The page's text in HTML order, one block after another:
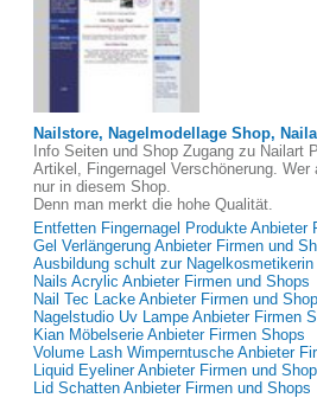
Nailstore, Nagelmodellage Shop,
Info Seiten und Shop Zugang zu Nailart
Artikel, Fingernagel Verschönerung.
nur in diesem Shop.
Denn man merkt die hohe Qualität.
Entfetten Fingernagel Produkte Anbieter
Gel Verlängerung Anbieter Firmen und
Ausbildung schult zur Nagelkosmetikerin
Nails Acrylic Anbieter Firmen und Shops
Nail Tec Lacke Anbieter Firmen und
Nagelstudio Uv Lampe Anbieter Firmen
Kian Möbelserie Anbieter Firmen Shops
Volume Lash Wimperntusche Anbieter
Liquid Eyeliner Anbieter Firmen und
Lid Schatten Anbieter Firmen und Shops